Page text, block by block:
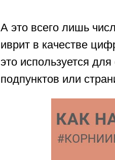
А это всего лишь
иврит в качестве
это используется
подпунктов или